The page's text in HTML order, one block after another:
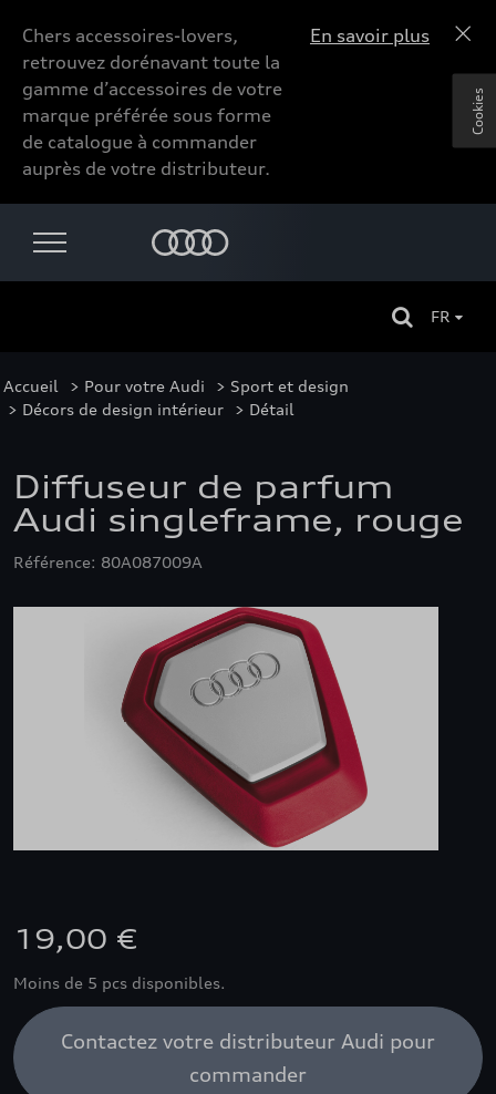
Chers accessoires-lovers,
retrouvez dorénavant toute la
gamme d’accessoires de votre
marque préférée sous forme
de catalogue à commander
auprès de votre distributeur.
En savoir plus
FR
Accueil > Pour votre Audi > Sport et design
> Décors de design intérieur > Détail
Diffuseur de parfum
Audi singleframe, rouge
Référence: 80A087009A
19,00 €
Moins de 5 pcs disponibles.
Contactez votre distributeur Audi pour
commander
Cookies